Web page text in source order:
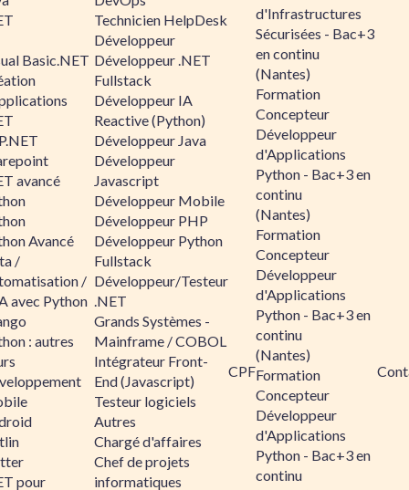
Basic.NET
avancé
Avancé
/
/
avec Python
: autres
pour
Technicien HelpDesk
Développeur
Développeur .NET
Fullstack
Développeur IA
Reactive (Python)
Développeur Java
Développeur
Javascript
Développeur Mobile
Développeur PHP
Développeur Python
Fullstack
Développeur/Testeur
.NET
Grands Systèmes -
Mainframe / COBOL
Intégrateur Front-
End (Javascript)
Testeur logiciels
Autres
Chargé d'affaires
Chef de projets
informatiques
CPF
d'Infrastructures
Sécurisées - Bac+3
en continu
(Nantes)
Formation
Concepteur
Développeur
d'Applications
Python - Bac+3 en
continu
(Nantes)
Formation
Concepteur
Développeur
d'Applications
Python - Bac+3 en
continu
(Nantes)
Formation
Concepteur
Développeur
d'Applications
Python - Bac+3 en
continu